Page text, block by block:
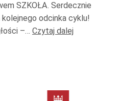
SZKOŁA. Serdecznie
kolejnego odcinka cyklu!
–… Czytaj dalej